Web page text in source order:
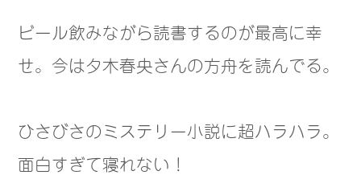
ビール飲みながら読書するのが最高に幸
せ。今は夕木春央さんの方舟を読んでる。
ひさびさのミステリー小説に超ハラハラ。
面白すぎて寝れない！